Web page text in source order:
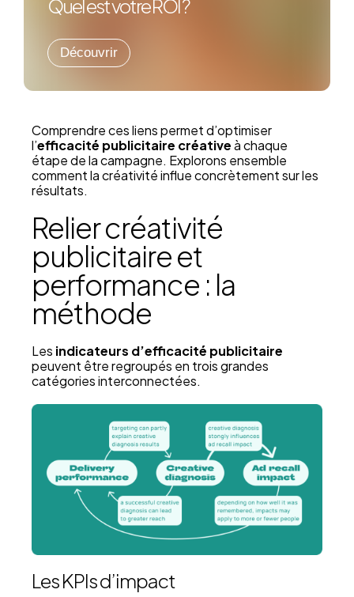
Quel est votre ROI ?
Découvrir
Comprendre ces liens permet d’optimiser
l’efficacité publicitaire créativeà chaque
étape de la campagne. Explorons ensemble
comment la créativité influe concrètement sur les
résultats.
Relier créativité
publicitaire et
performance : la
méthode
Les indicateurs d’efficacité publicitaire
peuvent être regroupés en trois grandes
catégories interconnectées.
Les KPIs d’impact